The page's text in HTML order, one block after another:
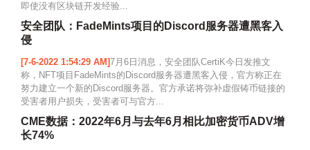
即使没有区块链开发经验...
安全团队：FadeMints项目的Discord服务器遭黑客入
侵
[7-6-2022 1:54:29 AM]7月6日消息，安全团队CertiK今日发推文
称，NFT项目FadeMints的Discord服务器遭黑客入侵，官方称正在
努力建立一个新的Discord服务器。官方承诺将弥补虚假铸币链接的
受害者用户损失，受害者可与官方...
CME数据：2022年6月与去年6月相比加密货币ADV增
长74%